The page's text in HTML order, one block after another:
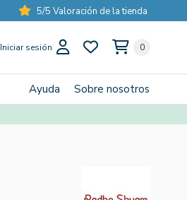
5/5 Valoración de la tienda
Iniciar sesión 0
Ayuda Sobre nosotros